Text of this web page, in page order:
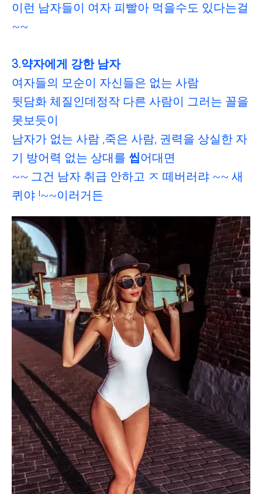
이런 남자들이 여자 피빨아 먹을수도 있다는걸
~~
3.약자에게 강한 남자
여자들의 모순이 자신들은 없는 사람
뒷담화 체질인데정작 다른 사람이 그러는 꼴을
못보듯이
남자가 없는 사람 ,죽은 사람, 권력을 상실한 자
기 방어력 없는 상대를 씹어대면
~~ 그건 남자 취급 안하고 ㅈ 떼버러랴 ~~ 새
퀴야 !~~이러거든